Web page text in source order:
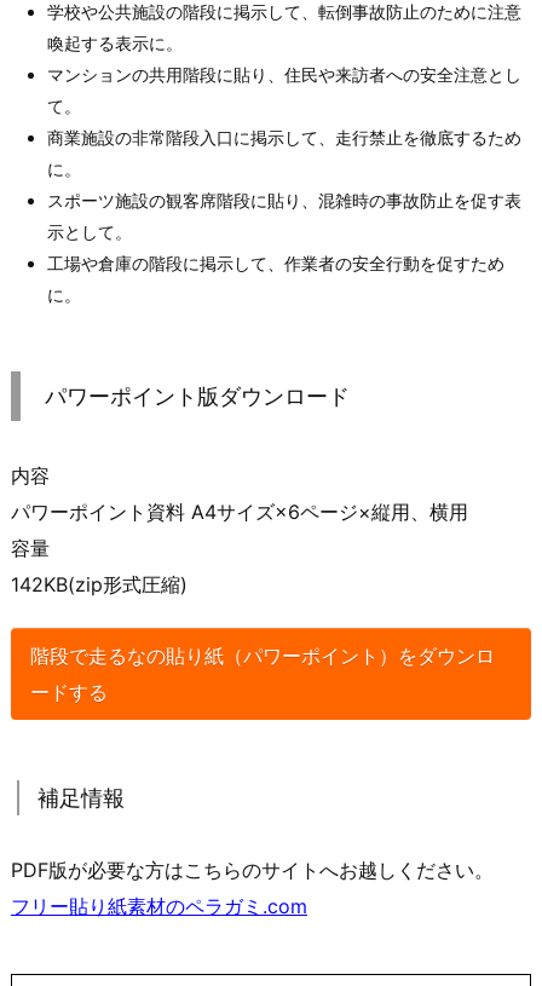
学校や公共施設の階段に掲示して、転倒事故防止のために注意
喚起する表示に。
マンションの共用階段に貼り、住民や来訪者への安全注意とし
て。
商業施設の非常階段入口に掲示して、走行禁止を徹底するため
に。
スポーツ施設の観客席階段に貼り、混雑時の事故防止を促す表
示として。
工場や倉庫の階段に掲示して、作業者の安全行動を促すため
に。
パワーポイント版ダウンロード
内容
パワーポイント資料 A4サイズ×6ページ×縦用、横用
容量
142KB(zip形式圧縮)
階段で走るなの貼り紙（パワーポイント）をダウンロ
ードする
補足情報
PDF版が必要な方はこちらのサイトへお越しください。
フリー貼り紙素材のペラガミ.com